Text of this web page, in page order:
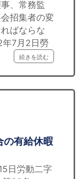
、常務監
招集者の変
ばならな
7月2日勞
続きを読む
の有給休暇
日労動二字